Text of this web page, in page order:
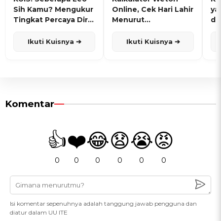
Sih Kamu? Mengukur
Tingkat Percaya Diri
Ikuti Kuisnya ➔
Online, Cek Hari Lahir
Menurut
Ikuti Kuisnya ➔
Komentar
👍
0
❤️
0
😂
0
😧
0
😭
0
😡
0
Isi komentar sepenuhnya adalah tanggung jawab pengguna dan
diatur dalam UU ITE